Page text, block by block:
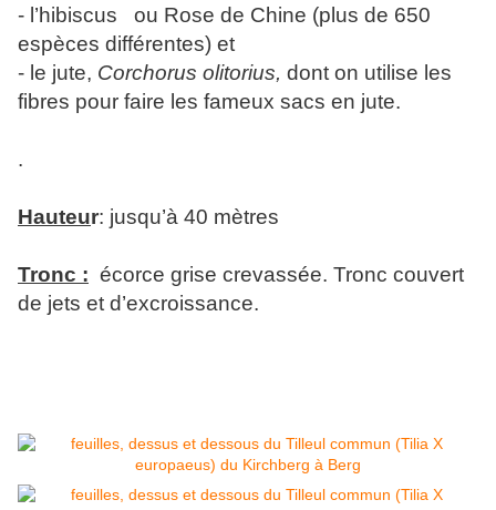
- l’hibiscus ou Rose de Chine (plus de 650
espèces différentes) et
- le jute, Corchorus olitorius, dont on utilise les
fibres pour faire les fameux sacs en jute.
.
Hauteur: jusqu’à 40 mètres
Tronc : écorce grise crevassée. Tronc couvert
de jets et d’excroissance.